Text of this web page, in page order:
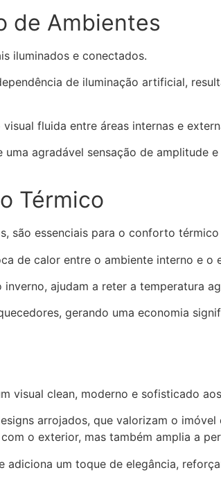
de Ambientes
iluminados e conectados.
de iluminação artificial,
fluida entre áreas internas e
agradável sensação de amplitude
Térmico
são essenciais para o conforto
de calor entre o ambiente interno e o
ajudam a reter a temperatura
gerando uma economia
visual clean, moderno e sofisticado
arrojados, que valorizam o
o exterior, mas também amplia a
adiciona um toque de elegância,